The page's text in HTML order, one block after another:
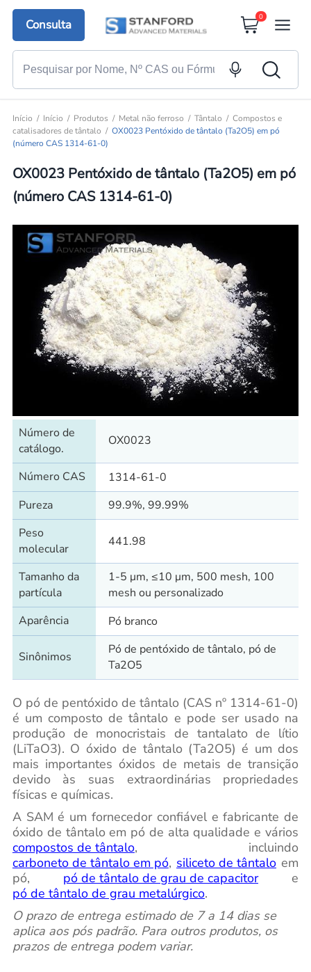
Consulta
0
Início Início Produtos Metal não ferroso Tântalo
Compostos e
catalisadores de tântalo
OX0023 Pentóxido de tântalo (Ta2O5) em pó
(número CAS 1314-61-0)
OX0023 Pentóxido de tântalo (Ta2O5) em pó
(número CAS 1314-61-0)
Número de
catálogo.
OX0023
Número CAS
1314-61-0
Pureza
99.9%, 99.99%
Peso
molecular
441.98
Tamanho da
partícula
1-5 μm, ≤10 μm, 500 mesh, 100
mesh ou personalizado
Aparência
Pó branco
Sinônimos
Pó de pentóxido de tântalo, pó de
Ta2O5
O pó de pentóxido de tântalo (CAS nº 1314-61-0)
é um composto de tântalo e pode ser usado na
produção de monocristais de tantalato de lítio
(LiTaO3). O óxido de tântalo (Ta2O5) é um dos
mais importantes óxidos de metais de transição
devido às suas extraordinárias propriedades
físicas e químicas.
A SAM é um fornecedor confiável e fabricante de
óxido de tântalo em pó de alta qualidade e vários
compostos de tântalo, incluindo
carboneto de tântalo em pó, siliceto de tântalo em
pó, pó de tântalo de grau de capacitore
pó de tântalo de grau metalúrgico.
O prazo de entrega estimado de 7 a 14 dias se
aplica aos pós padrão. Para outros produtos, os
prazos de entrega podem variar.